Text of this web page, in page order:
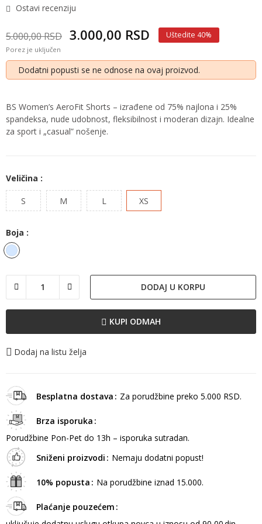
Ostavi recenziju
5.000,00 RSD 3.000,00 RSD Uštedite 40%
Porez je uključen
Dodatni popusti se ne odnose na ovaj proizvod.
BS Women’s AeroFit Shorts – izrađene od 75% najlona i 25%
spandeksa, nude udobnost, fleksibilnost i moderan dizajn. Idealne
za sport i „casual” nošenje.
Veličina :
S M L XS
Boja :
Sky
DODAJ U KORPU
KUPI ODMAH
Dodaj na listu želja
Besplatna dostava Za porudžbine preko 5.000 RSD.
Brza isporuka
Porudžbine Pon-Pet do 13h – isporuka sutradan.
Sniženi proizvodi
Nemaju dodatni popust!
10% popusta Na porudžbine iznad 15.000.
Plaćanje pouzećem